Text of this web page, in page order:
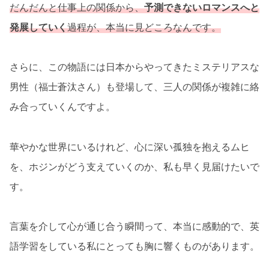
だんだんと仕事上の関係から、予測できないロマンスへと
発展していく過程が、本当に見どころなんです。
さらに、この物語には日本からやってきたミステリアスな
男性（福士蒼汰さん）も登場して、三人の関係が複雑に絡
み合っていくんですよ。
華やかな世界にいるけれど、心に深い孤独を抱えるムヒ
を、ホジンがどう支えていくのか、私も早く見届けたいで
す。
言葉を介して心が通じ合う瞬間って、本当に感動的で、英
語学習をしている私にとっても胸に響くものがあります。